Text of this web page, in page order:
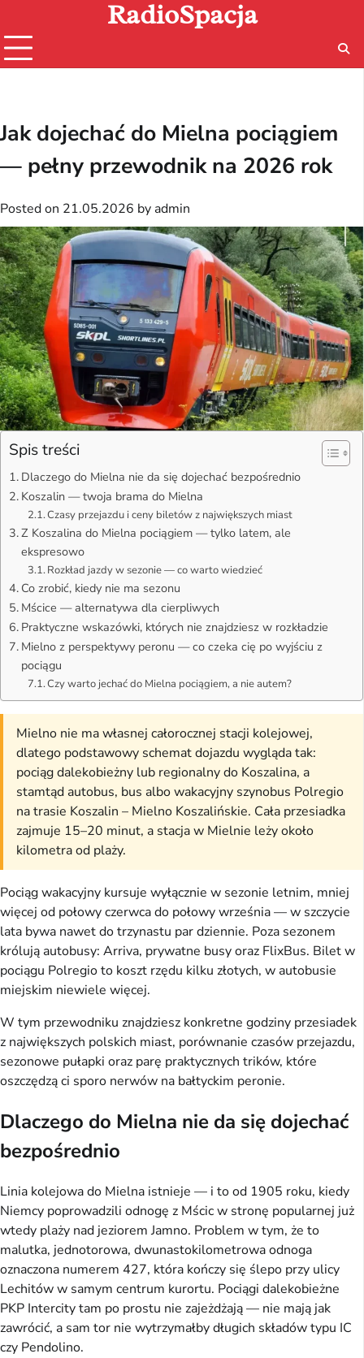
content
RadioSpacja
Jak dojechać do Mielna pociągiem
— pełny przewodnik na 2026 rok
Posted on 21.05.2026 by admin
Spis treści
Dlaczego do Mielna nie da się dojechać bezpośrednio
Koszalin — twoja brama do Mielna
Czasy przejazdu i ceny biletów z największych miast
Z Koszalina do Mielna pociągiem — tylko latem, ale
ekspresowo
Rozkład jazdy w sezonie — co warto wiedzieć
Co zrobić, kiedy nie ma sezonu
Mścice — alternatywa dla cierpliwych
Praktyczne wskazówki, których nie znajdziesz w rozkładzie
Mielno z perspektywy peronu — co czeka cię po wyjściu z
pociągu
Czy warto jechać do Mielna pociągiem, a nie autem?
Mielno nie ma własnej całorocznej stacji kolejowej,
dlatego podstawowy schemat dojazdu wygląda tak:
pociąg dalekobieżny lub regionalny do Koszalina, a
stamtąd autobus, bus albo wakacyjny szynobus Polregio
na trasie Koszalin – Mielno Koszalińskie. Cała przesiadka
zajmuje 15–20 minut, a stacja w Mielnie leży około
kilometra od plaży.
Pociąg wakacyjny kursuje wyłącznie w sezonie letnim, mniej
więcej od połowy czerwca do połowy września — w szczycie
lata bywa nawet do trzynastu par dziennie. Poza sezonem
królują autobusy: Arriva, prywatne busy oraz FlixBus. Bilet w
pociągu Polregio to koszt rzędu kilku złotych, w autobusie
miejskim niewiele więcej.
W tym przewodniku znajdziesz konkretne godziny przesiadek
z największych polskich miast, porównanie czasów przejazdu,
sezonowe pułapki oraz parę praktycznych trików, które
oszczędzą ci sporo nerwów na bałtyckim peronie.
Dlaczego do Mielna nie da się dojechać
bezpośrednio
Linia kolejowa do Mielna istnieje — i to od 1905 roku, kiedy
Niemcy poprowadzili odnogę z Mścic w stronę popularnej już
wtedy plaży nad jeziorem Jamno. Problem w tym, że to
malutka, jednotorowa, dwunastokilometrowa odnoga
oznaczona numerem 427, która kończy się ślepo przy ulicy
Lechitów w samym centrum kurortu. Pociągi dalekobieżne
PKP Intercity tam po prostu nie zajeżdżają — nie mają jak
zawrócić, a sam tor nie wytrzymałby długich składów typu IC
czy Pendolino.